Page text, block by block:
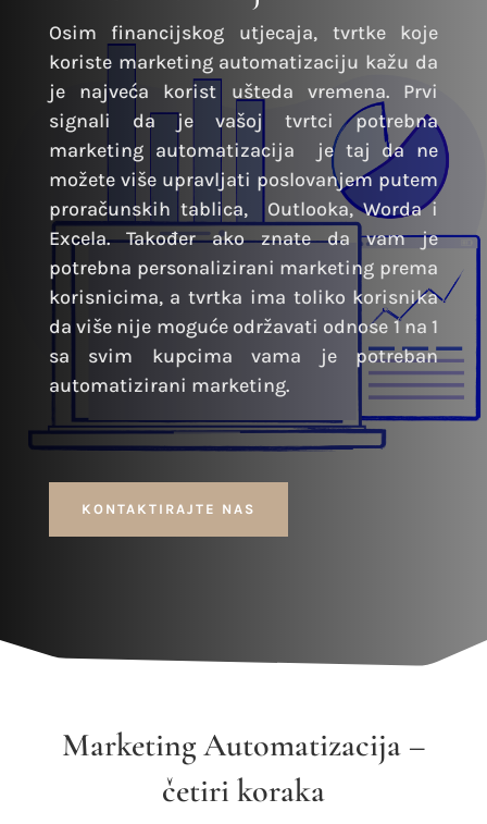
Osim financijskog utjecaja, tvrtke koje
koriste marketing automatizaciju kažu da
je najveća korist ušteda vremena. Prvi
signali da je vašoj tvrtci potrebna
marketing automatizacija je taj da ne
možete više upravljati poslovanjem putem
proračunskih tablica, Outlooka, Worda i
Excela. Također ako znate da vam je
potrebna personalizirani marketing prema
korisnicima, a tvrtka ima toliko korisnika
da više nije moguće održavati odnose 1 na 1
sa svim kupcima vama je potreban
automatizirani marketing.
KONTAKTIRAJTE NAS
Marketing Automatizacija –
četiri koraka